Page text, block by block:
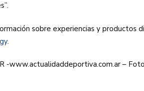
sobre experiencias y productos
.
-www.actualidaddeportiva.com.ar –